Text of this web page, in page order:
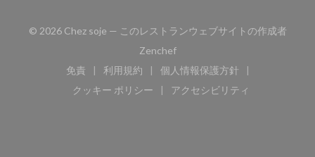
© 2026 Chez soje — このレストランウェブサイトの作成者
Zenchef((新しいウィンドウで開きます))
免責
((新しいウィンドウで開きます))
利用規約
((新しいウィンドウで開きます))
個人情報保護方針
((新しいウィンドウで開
クッキー ポリシー
((新しいウィンドウで開きます))
アクセシビリティ
((新しいウィンドウで